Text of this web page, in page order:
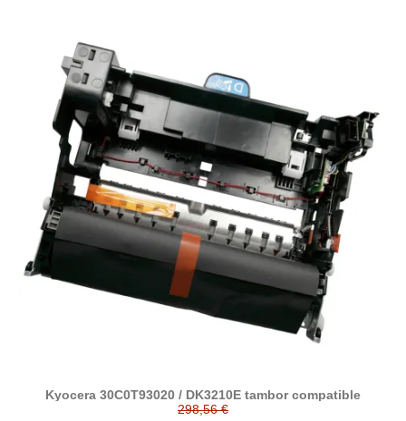
Kyocera 30C0T93020 / DK3210E tambor compatible
298,56 €